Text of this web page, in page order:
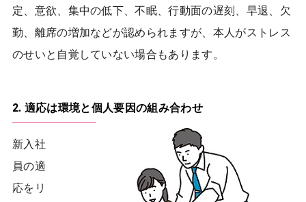
定、意欲、集中の低下、不眠、行動面の遅刻、早退、欠
勤、離席の増加などが認められますが、本人がストレス
のせいと自覚していない場合もあります。
2. 適応は環境と個人要因の組み合わせ
新入社
員の適
応をリ